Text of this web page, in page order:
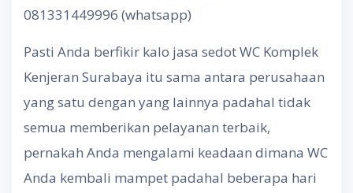
081331449996 (whatsapp)
Pasti Anda berfikir kalo jasa sedot WC Komplek
Kenjeran Surabaya itu sama antara perusahaan
yang satu dengan yang lainnya padahal tidak
semua memberikan pelayanan terbaik,
pernakah Anda mengalami keadaan dimana WC
Anda kembali mampet padahal beberapa hari